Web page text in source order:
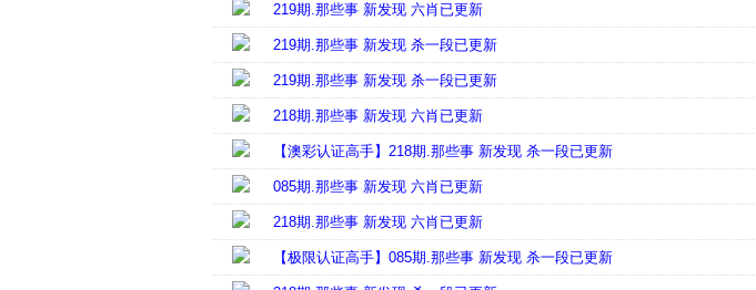
219期.那些事 新发现 六肖已更新
219期.那些事 新发现 杀一段已更新
219期.那些事 新发现 杀一段已更新
218期.那些事 新发现 六肖已更新
【澳彩认证高手】218期.那些事 新发现 杀一段已更新
085期.那些事 新发现 六肖已更新
218期.那些事 新发现 六肖已更新
【极限认证高手】085期.那些事 新发现 杀一段已更新